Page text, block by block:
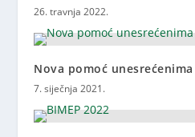
26. travnja 2022.
Nova pomoć unesrećenima
7. siječnja 2021.